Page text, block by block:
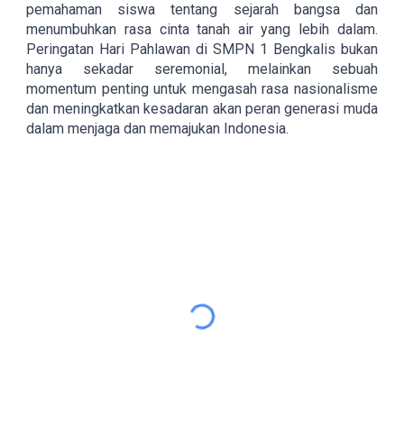
pemahaman siswa tentang sejarah bangsa dan
menumbuhkan rasa cinta tanah air yang lebih dalam.
Peringatan Hari Pahlawan di SMPN 1 Bengkalis bukan
hanya sekadar seremonial, melainkan sebuah
momentum penting untuk mengasah rasa nasionalisme
dan meningkatkan kesadaran akan peran generasi muda
dalam menjaga dan memajukan Indonesia.